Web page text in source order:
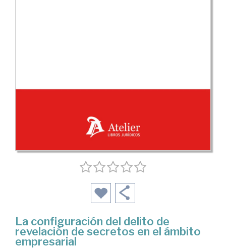
La configuración del delito de
revelación de secretos en el ámbito
empresarial